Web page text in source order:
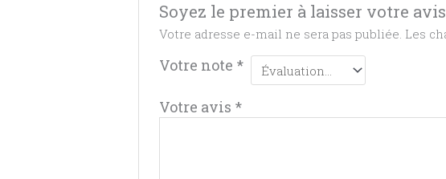
Soyez le premier à laisser votre
Votre adresse e-mail ne sera pas publiée. Les
Votre note *
Votre avis *